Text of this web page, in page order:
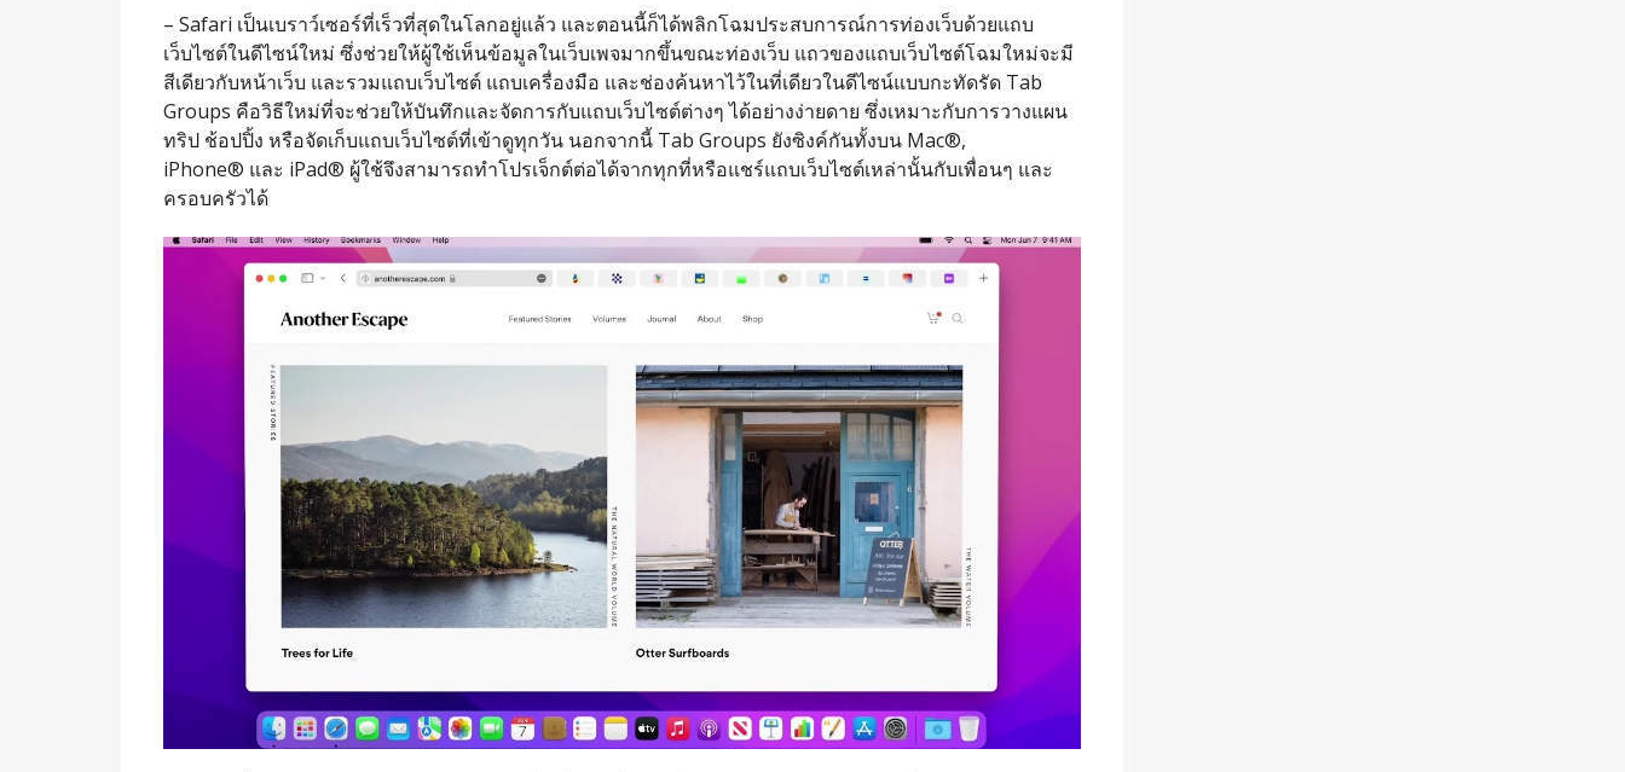
– Safari เป็นเบราว์เซอร์ที่เร็วที่สุดในโลกอยู่แล้ว และตอนนี้ก็ได้พลิกโฉมประสบการณ์การท่องเว็บด้วยแถบ
เว็บไซต์ในดีไซน์ใหม่ ซึ่งช่วยให้ผู้ใช้เห็นข้อมูลในเว็บเพจมากขึ้นขณะท่องเว็บ แถวของแถบเว็บไซต์โฉมใหม่จะมี
สีเดียวกับหน้าเว็บ และรวมแถบเว็บไซต์ แถบเครื่องมือ และช่องค้นหาไว้ในที่เดียวในดีไซน์แบบกะทัดรัด Tab
Groups คือวิธีใหม่ที่จะช่วยให้บันทึกและจัดการกับแถบเว็บไซต์ต่างๆ ได้อย่างง่ายดาย ซึ่งเหมาะกับการวางแผน
ทริป ช้อปปิ้ง หรือจัดเก็บแถบเว็บไซต์ที่เข้าดูทุกวัน นอกจากนี้ Tab Groups ยังซิงค์กันทั้งบน Mac®,
iPhone® และ iPad® ผู้ใช้จึงสามารถทำโปรเจ็กต์ต่อได้จากทุกที่หรือแชร์แถบเว็บไซต์เหล่านั้นกับเพื่อนๆ และ
ครอบครัวได้